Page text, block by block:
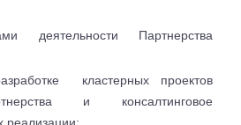
деятельности Партнерства
кластерных проектов
и консалтинговое